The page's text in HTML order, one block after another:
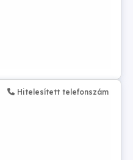
Hitelesített telefonszám